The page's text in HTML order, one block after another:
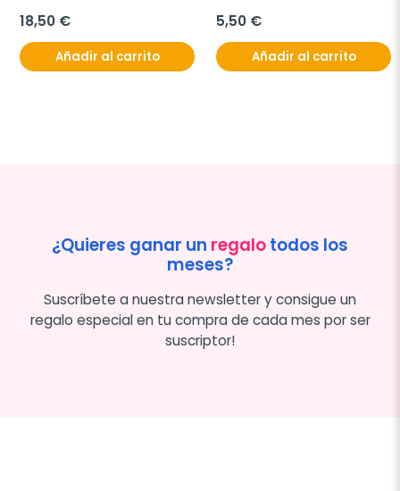
18,50 €
Añadir al carrito
5,50 €
Añadir al carrito
¿Quieres ganar un regalotodos los
meses?
Suscríbete a nuestra newsletter y consigue un
regalo especial en tu compra de cada mes por ser
suscriptor!